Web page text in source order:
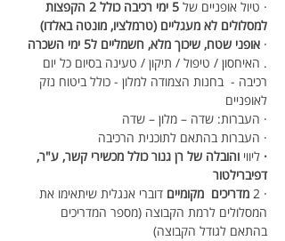
· טיול אופניים של
5 ימי רכיבה כולל 2 הקפצות
למסלולים לא מעגליים (טרמלציו, מונטה באלדו)
· אופני שטח, שיכוך מלא, חשמליים ל5 ימי השכרה
. האיחסון / טיפול / תיקון / טעינה בסיום כל יום
רכיבה -  בחנות הצמודה למלון - כולל ביטוח נזק
לאופניים
· העברות: שדה – מלון – שדה
· העברות בהתאם לתוכנית הרכיבה
· ליווי והובלה של רן גנור כולל מכשירי קשר, ע"ר,
דפיברילטור
· 2
מדריכים  מקומיים דוברי אנגלית שיתאימו את
המסלולים לרמת הקבוצה (מספר המדריכים
בהתאם לגודל הקבוצה)